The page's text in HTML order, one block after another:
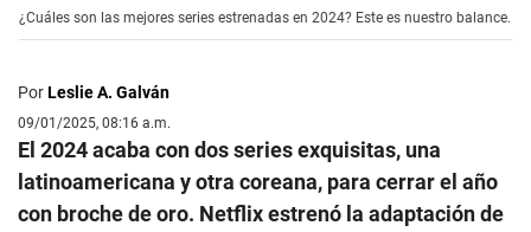
¿Cuáles son las mejores series estrenadas en 2024? Este es nuestro balance.
PorLeslie A. Galván
09/01/2025, 08:16 a.m.
El 2024 acaba con dos series exquisitas, una
latinoamericana y otra coreana, para cerrar el año
con broche de oro. Netflix estrenó la adaptación de